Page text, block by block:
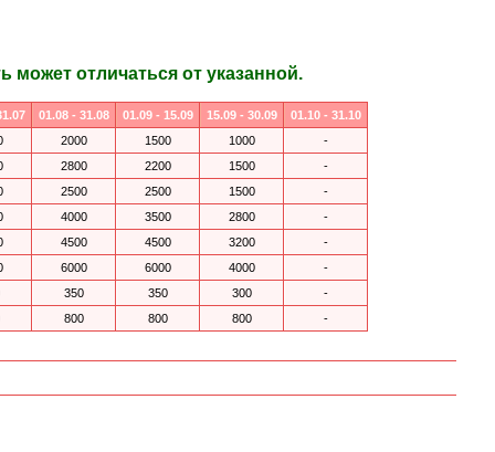
отличаться от указанной.
01.08 - 31.08 01.09 - 15.09 15.09 - 30.09
01.10 - 31.10
2000 1500 1000
-
2800 2200 1500
-
2500 2500 1500
-
4000 3500 2800
-
4500 4500 3200
-
6000 6000 4000
-
350 350 300
-
800 800 800 -